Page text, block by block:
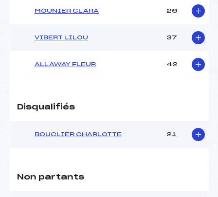
MOUNIER CLARA 26
VIBERT LILOU 37
ALLAWAY FLEUR 42
Disqualifiés
BOUCLIER CHARLOTTE 21
Non partants